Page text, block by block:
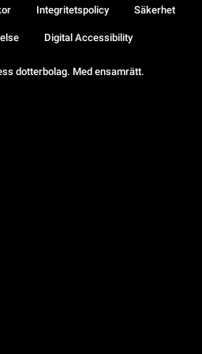
dotterbolag. Med ensamrätt.
Integritetspolicy Säkerhet
Digital Accessibility